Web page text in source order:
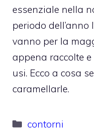
essenziale nella
periodo
vanno per la
appena raccolte
usi. Ecco a cosa
caramellarle.
Categorie
contorni